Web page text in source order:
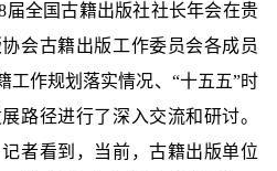
全国古籍出版社社长年会在贵
会古籍出版工作委员会各成员
工作规划落实情况、“十五五”时
路径进行了深入交流和研讨。
者看到，当前，古籍出版单位